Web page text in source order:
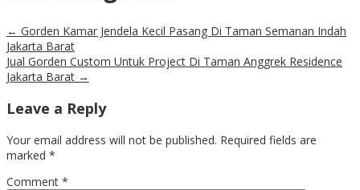
← Gorden Kamar Jendela Kecil Pasang Di Taman Semanan Indah
Jakarta Barat
Jual Gorden Custom Untuk Project Di Taman Anggrek Residence
Jakarta Barat →
Leave a Reply
Your email address will not be published. Required fields are
marked *
Comment *